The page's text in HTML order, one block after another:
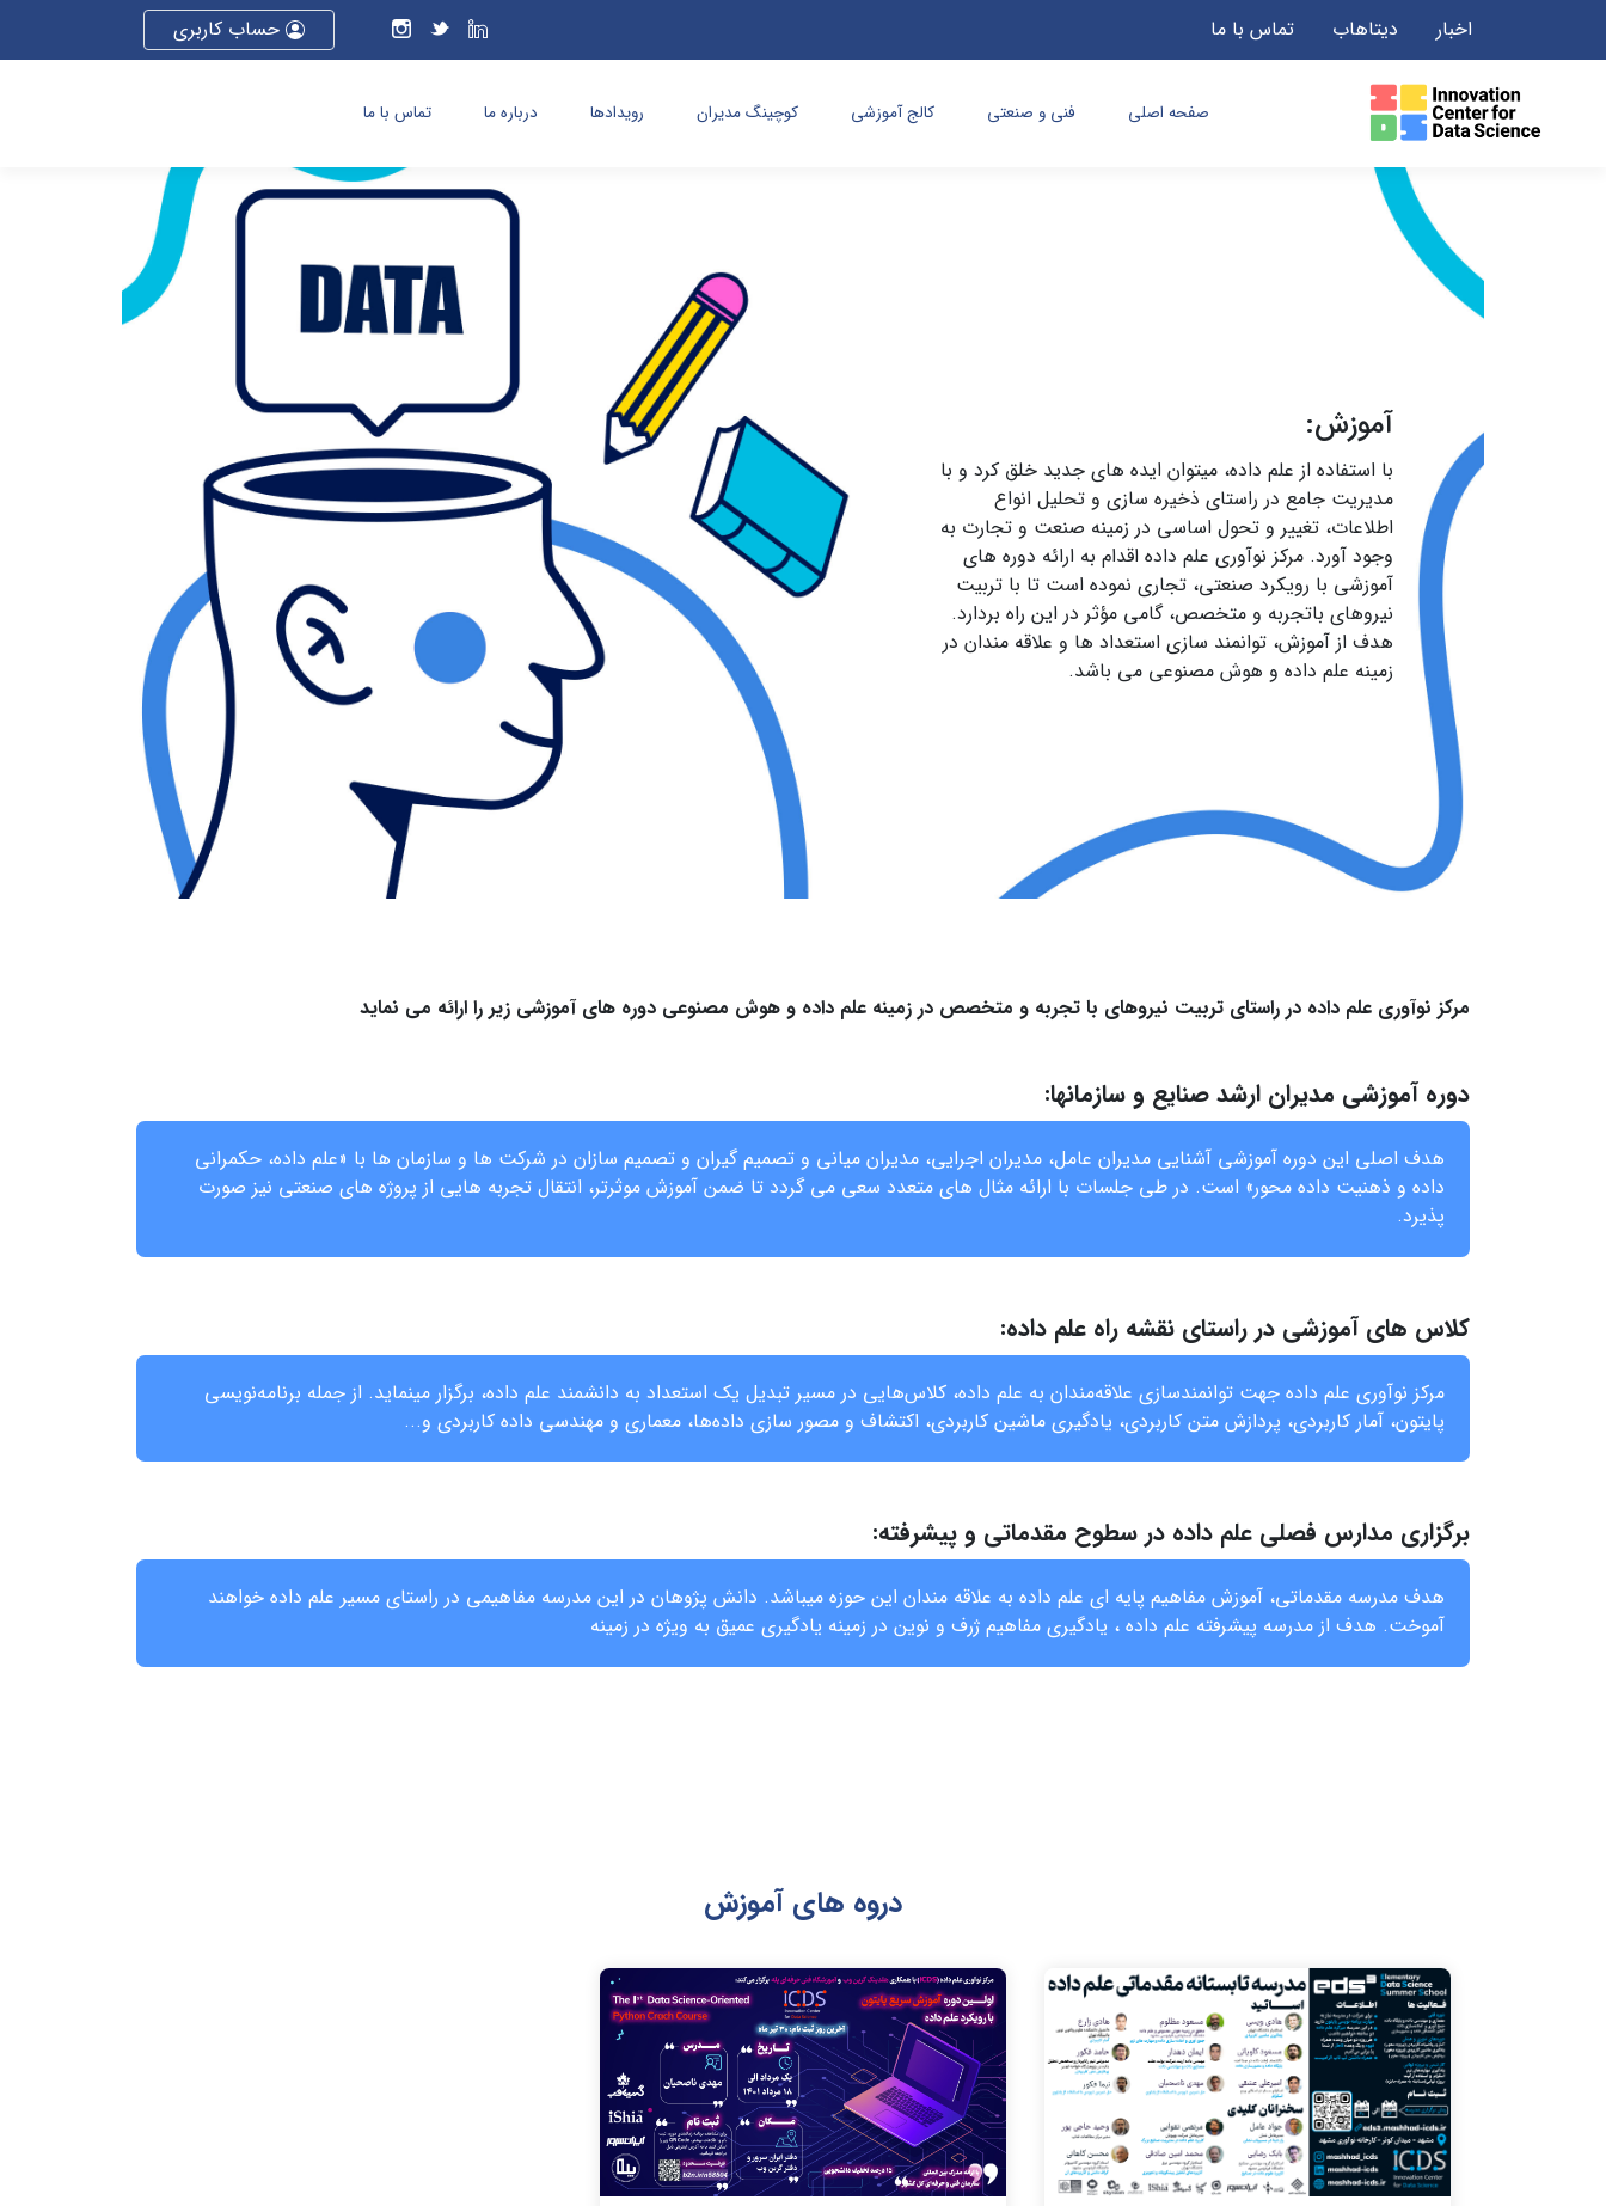
اخبار دیتاهاب تماس با ما حساب کاربری
صفحه اصلی فنی و صنعتی کالج آموزشی کوچینگ مدیران رویدادها درباره ما تماس با ما
آموزش:
با استفاده از علم داده، میتوان ایده های جدید خلق کرد و با
مدیریت جامع در راستای ذخیره سازی و تحلیل انواع
اطلاعات، تغییر و تحول اساسی در زمینه صنعت و تجارت به
وجود آورد. مرکز نوآوری علم داده اقدام به ارائه دوره های
آموزشی با رویکرد صنعتی، تجاری نموده است تا با تربیت
نیروهای باتجربه و متخصص، گامی مؤثر در این راه بردارد.
هدف از آموزش، توانمند سازی استعداد ها و علاقه مندان در
زمینه علم داده و هوش مصنوعی می باشد.
مرکز نوآوری علم داده در راستای تربیت نیرو‌های با تجربه و متخصص در زمینه علم داده و هوش مصنوعی دوره های آموزشی زیر را ارائه می‌ نماید
دوره آموزشی مدیران ارشد صنایع و سازمانها:
هدف اصلی این دوره آموزشی آشنایی مدیران عامل، مدیران اجرایی، مدیران میانی و تصمیم گیران و تصمیم سازان در شرکت ها و سازمان ها با «علم داده، حکمرانی
داده و ذهنیت داده محور» است. در طی جلسات با ارائه مثال های متعدد سعی می گردد تا ضمن آموزش موثرتر، انتقال تجربه هایی از پروژه هاي صنعتی نیز صورت
پذیرد.
کلاس های آموزشی در راستای نقشه راه علم داده:
مرکز نوآوری علم داده جهت توانمندسازی علاقه‌مندان به علم داده، کلاس‌هایی در مسیر تبدیل یک استعداد به دانشمند علم داده، برگزار مینماید. از جمله برنامه‌نویسی
پایتون، آمار کاربردی، پردازش متن کاربردی، یادگیری ماشین کاربردی، اکتشاف و مصور سازی داده‌ها، معماری و مهندسی داده کاربردی و...
برگزاری مدارس فصلی علم داده در سطوح مقدماتی و پیشرفته:
هدف مدرسه مقدماتی، آموزش مفاهیم پایه ای علم داده به علاقه مندان این حوزه میباشد. دانش پژوهان در این مدرسه مفاهیمی در راستای مسیر علم داده خواهند
آموخت. هدف از مدرسه پیشرفته علم داده ، یادگیری مفاهیم ژرف و نوین در زمینه یادگیری عمیق به ویژه در زمینه
دروه های آموزش